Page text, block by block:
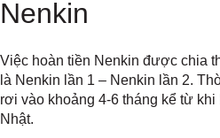
Nenkin
Việc hoàn tiền Nenkin được chia
là Nenkin lần 1 – Nenkin lần 2.
rơi vào khoảng 4-6 tháng kể từ
Nhật.